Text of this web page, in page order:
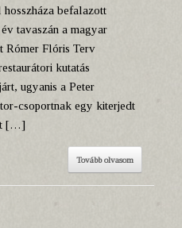
befalazott
tavaszán a magyar
Rómer Flóris Terv
kutatás
ugyanis a Peter
csoportnak egy kiterjedt
[…]
Tovább olvasom